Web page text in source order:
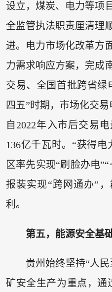
设立，煤炭、电力等项
全监管执法职责厘清理
进。电力市场化改革方
力需求响应方案，完成
交易、全国首批跨省绿
四五”时期，市场化交
自2022年入市后交易
136亿千瓦时。“获得
区率先实现“刷脸办电
报装实现“跨网通办”
利。
第五，能源安全基
贵州始终坚持“人
矿安全生产为重点，通